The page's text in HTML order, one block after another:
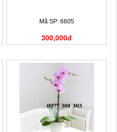
Mã SP: 6605
300,000đ